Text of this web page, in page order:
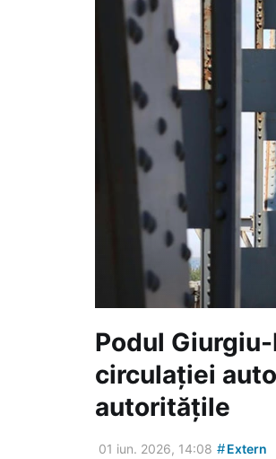
Podul
circulației
autoritățile
01 iun. 2026, 14:08 #Extern